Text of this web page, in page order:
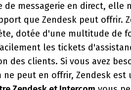
messagerie en direct, elle
que Zendesk peut offrir.
dotée d'une multitude de
les tickets
des clients. Si vous avez
peut en offrir, Zendesk